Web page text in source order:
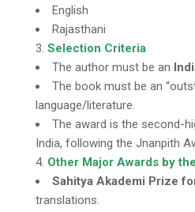
English
Rajasthani
Selection Criteria
The author must be an
The book must be an
language/literature.
The award is the second-
India, following the Jnanpith
Other Major Awards by
Sahitya Akademi Prize
translations.